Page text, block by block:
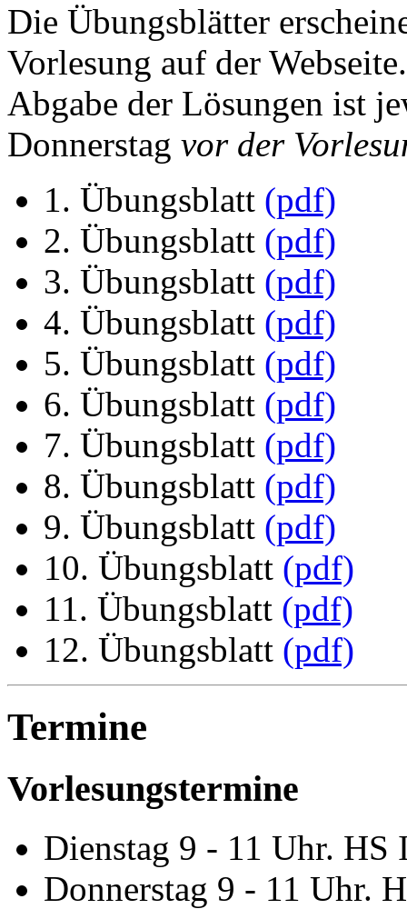
Die Übungsblätter
Vorlesung auf der Webseite.
Abgabe der Lösungen ist
Donnerstag vor der
1. Übungsblatt (pdf)
2. Übungsblatt (pdf)
3. Übungsblatt (pdf)
4. Übungsblatt (pdf)
5. Übungsblatt (pdf)
6. Übungsblatt (pdf)
7. Übungsblatt (pdf)
8. Übungsblatt (pdf)
9. Übungsblatt (pdf)
10. Übungsblatt (pdf)
11. Übungsblatt (pdf)
12. Übungsblatt (pdf)
Termine
Vorlesungstermine
Dienstag 9 - 11 Uhr. HS
Donnerstag 9 - 11 Uhr.